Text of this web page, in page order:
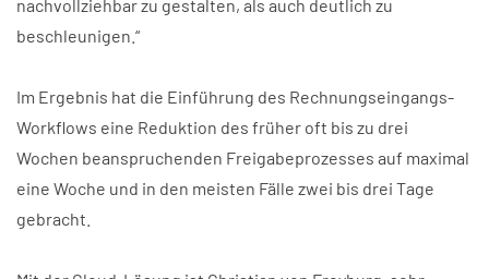
nachvollziehbar zu gestalten, als auch deutlich zu
beschleunigen.“
Im Ergebnis hat die Einführung des Rechnungseingangs-
Workflows eine Reduktion des früher oft bis zu drei
Wochen beanspruchenden Freigabeprozesses auf maximal
eine Woche und in den meisten Fälle zwei bis drei Tage
gebracht.